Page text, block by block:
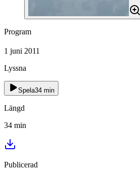
Program
1 juni 2011
Lyssna
Spela34 min
Längd
34 min
Publicerad